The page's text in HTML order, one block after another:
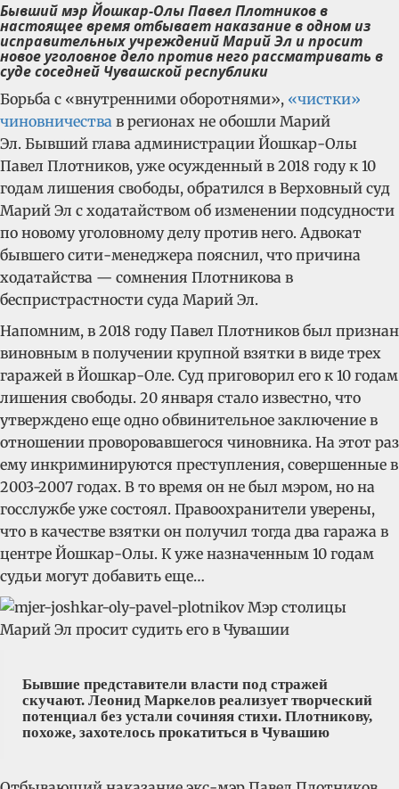
Бывший мэр Йошкар-Олы Павел Плотников в
настоящее время отбывает наказание в одном из
исправительных учреждений Марий Эл и просит
новое уголовное дело против него рассматривать в
суде соседней Чувашской республики
Борьба с «внутренними оборотнями», «чистки»
чиновничества в регионах не обошли Марий
Эл. Бывший глава администрации Йошкар-Олы
Павел Плотников, уже осужденный в 2018 году к 10
годам лишения свободы, обратился в Верховный суд
Марий Эл с ходатайством об изменении подсудности
по новому уголовному делу против него. Адвокат
бывшего сити-менеджера пояснил, что причина
ходатайства — сомнения Плотникова в
беспристрастности суда Марий Эл.
Напомним, в 2018 году Павел Плотников был признан
виновным в получении крупной взятки в виде трех
гаражей в Йошкар-Оле. Суд приговорил его к 10 годам
лишения свободы. 20 января стало известно, что
утверждено еще одно обвинительное заключение в
отношении проворовавшегося чиновника. На этот раз
ему инкриминируются преступления, совершенные в
2003-2007 годах. В то время он не был мэром, но на
госслужбе уже состоял. Правоохранители уверены,
что в качестве взятки он получил тогда два гаража в
центре Йошкар-Олы. К уже назначенным 10 годам
судьи могут добавить еще…
Бывшие представители власти под стражей
скучают. Леонид Маркелов реализует творческий
потенциал без устали сочиняя стихи. Плотникову,
похоже, захотелось прокатиться в Чувашию